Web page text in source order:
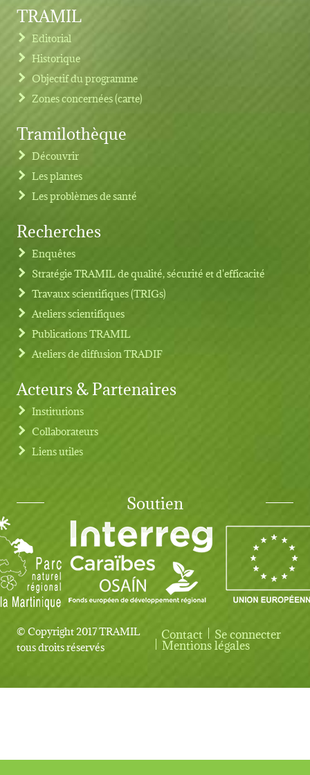
Footer menu
TRAMIL
Editorial
Historique
Objectif du programme
Zones concernées (carte)
Tramilothèque
Découvrir
Les plantes
Les problèmes de santé
Recherches
Enquêtes
Stratégie TRAMIL de qualité, sécurité et d'efficacité
Travaux scientifiques (TRIGs)
Ateliers scientifiques
Publications TRAMIL
Ateliers de diffusion TRADIF
Acteurs & Partenaires
Institutions
Collaborateurs
Liens utiles
Soutien
© Copyright 2017 TRAMIL
tous droits réservés
User account menu
Contact Se connecter
Mentions légales